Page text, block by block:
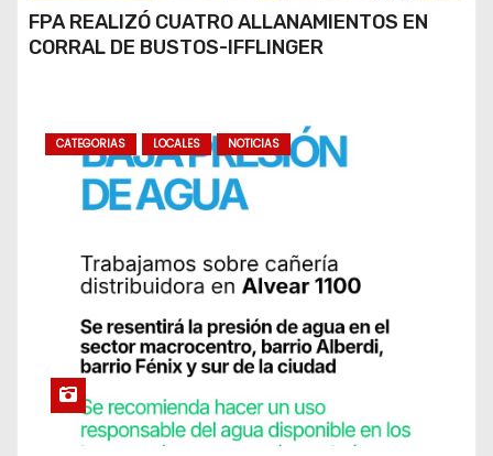
FPA REALIZÓ CUATRO ALLANAMIENTOS EN
CORRAL DE BUSTOS-IFFLINGER
CATEGORIAS LOCALES NOTICIAS